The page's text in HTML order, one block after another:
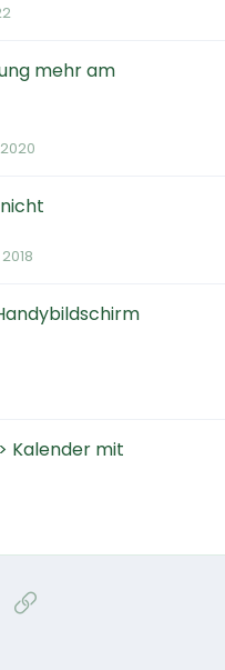
mehr am
Kalender mit
E-Mail